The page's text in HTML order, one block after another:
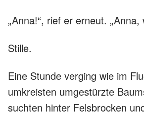
„Anna!“, rief er erneut. „Anna,
Stille.
Eine Stunde verging wie im
umkreisten umgestürzte
suchten hinter Felsbrocken